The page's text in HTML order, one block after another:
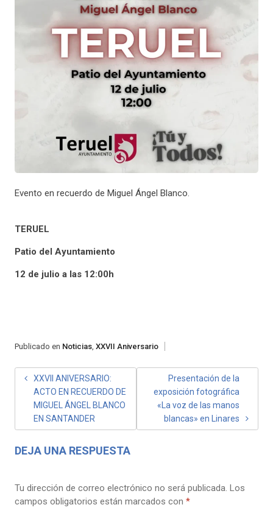
Evento en recuerdo de Miguel Ángel Blanco.
TERUEL
Patio del Ayuntamiento
12 de julio a las 12:00h
Publicado en Noticias, XXVII Aniversario
NAVEGACIÓN
ENTRADAS
XXVII ANIVERSARIO:
ACTO EN RECUERDO DE
MIGUEL ÁNGEL BLANCO
EN SANTANDER
Presentación de la
exposición fotográfica
«La voz de las manos
blancas» en Linares
DEJA UNA RESPUESTA
Tu dirección de correo electrónico no será publicada. Los
campos obligatorios están marcados con *